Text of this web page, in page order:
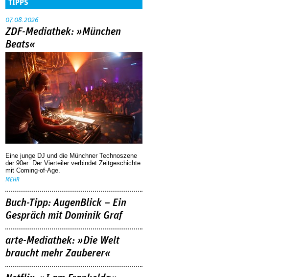
TIPPS
07.08.2026
ZDF-Mediathek: »München
Beats«
Eine junge DJ und die Münchner Technoszene
der 90er: Der Vierteiler verbindet Zeitgeschichte
mit Coming-of-Age.
MEHR
Buch-Tipp: AugenBlick – Ein
Gespräch mit Dominik Graf
arte-Mediathek: »Die Welt
braucht mehr Zauberer«